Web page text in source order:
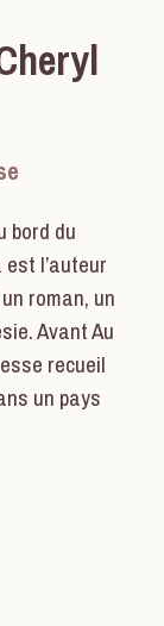
bord du
l’auteur
roman, un
Avant Au
recueil
un pays